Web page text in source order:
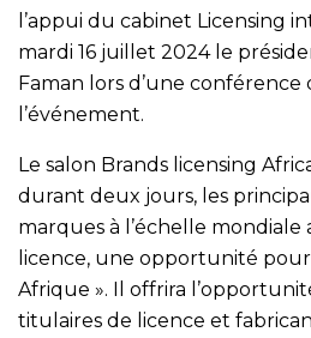
l’appui du cabinet Licensing
mardi 16 juillet 2024 le
Faman lors d’une conférence
l’événement.
Le salon Brands licensing
durant deux jours, les
marques à l’échelle
licence, une opportunité
Afrique ». Il offrira
titulaires de licence et